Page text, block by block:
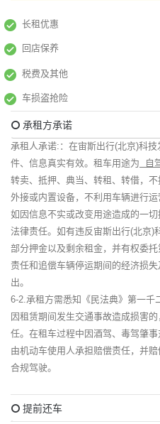
长租优惠
回店保养
税费及其他
车损盗抢险
承租方承诺
承租人承诺:：在宙斯出行(北京)科
件、信息真实有效。租车用途为
自
转卖、抵押、典当、转租、转借，
外接或内置设备，不利用车辆进行运
如因信息不实或改变用途造成的一
法律责任。如有违反宙斯出行(北京)
部分押金以及剩余租金，并有权委
责任和追偿车辆停运期间的经济损
出。
6-2.承租方需悉知《民法典》第一千
因租赁期间发生交通事故造成损害
任。在租车过程中因酒驾、毒驾肇事
由机动车使用人承担赔偿责任，并
合规驾驶。
提前还车